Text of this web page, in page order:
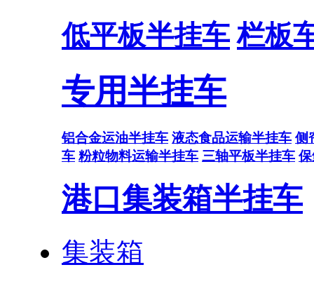
低平板半挂车 栏板
专用半挂车
铝合金运油半挂车 液态食品运输半挂车 侧
车 粉粒物料运输半挂车 三轴平板半挂车
港口集装箱半挂车
集装箱